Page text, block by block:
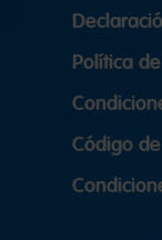
Política
Código